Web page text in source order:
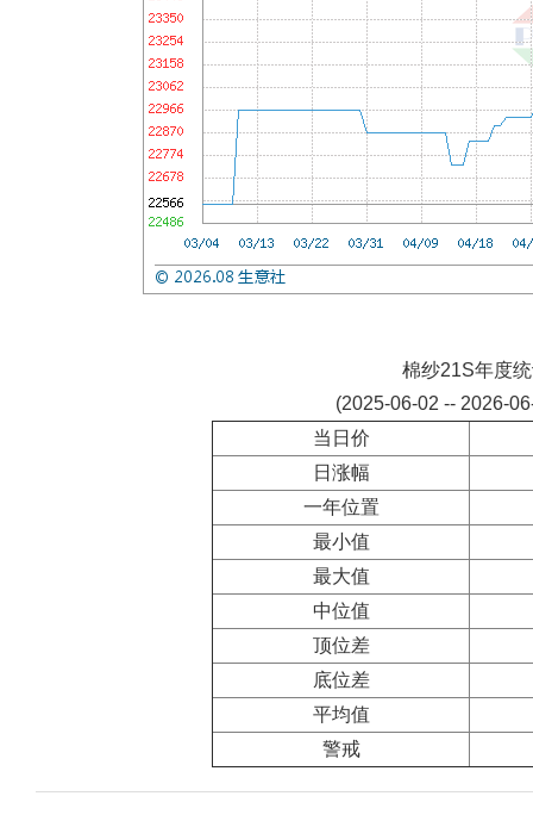
棉纱21S年度
(2025-06-02 -- 2026-
当日价
日涨幅
一年位置
最小值
最大值
中位值
顶位差
底位差
平均值
警戒